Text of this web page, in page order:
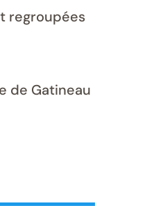
regroupées
de Gatineau